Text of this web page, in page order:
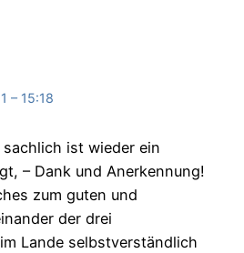
– 15:18
ist wieder ein
– Dank und Anerkennung!
zum guten und
der drei
Lande selbstverständlich